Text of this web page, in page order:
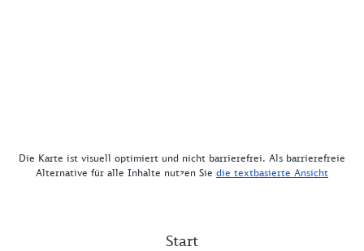
Die Karte ist visuell optimiert und nicht barrierefrei. Als barrierefreie
Alternative für alle Inhalte nutzen Sie die textbasierte Ansicht
Start